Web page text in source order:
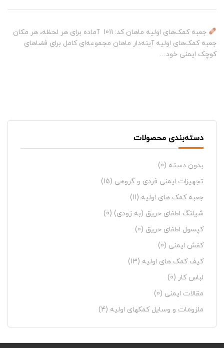
دسته‌بندی محصولات
بدون دسته
تجهیزات ایمنی فردی و گروهی
جعبه کمک های اولیه
شیلنگ اطفای حریق (به زودی)
کپسول اطفای حریق
کفش ایمنی
کیف کمک های اولیه
لباس کار
مقالات ایمنی
ملزومات و وسایل کمکهای اولیه
جعبه کمک‌های اولیه ماهان کد: 1011 آماده برای هر لحظه، هر مکان
جعبه کمک‌های اولیه آینه‌دار ماهان مجموعه‌ای کامل برای فضاهای
کوچک ایمنی خود…